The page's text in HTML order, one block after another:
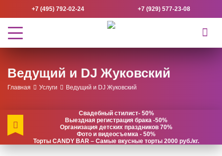
+7 (495) 792-02-24 +7 (929) 577-23-08
Ведущий и DJ Жуковский
Главная Услуги Ведущий и DJ Жуковский
Свадебный стилист- 50%
Выездная регистрация брака -50%
Организация детских праздников 70%
Фото и видеосъемка - 50%
Торты CANDY BAR – Самые вкусные торты 2000 руб./кг.